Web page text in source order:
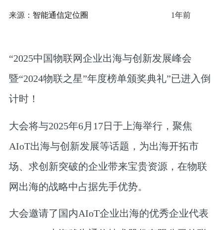
来源： 智能通信定位圈 1年前
“2025中国物联网企业出海与创新发展峰会
暨“2024物联之星”年度榜单颁奖典礼”已进入倒
计时！
大会将与2025年6月17日 于上海举行，聚焦
AIoT出海与创新发展等话题，为出海开拓市
场、求创新突破的企业带来宝贵资源，在物联
网出海的战略中占据先手优势。
大会邀请了国内AIoT企业出海的优秀企业代表